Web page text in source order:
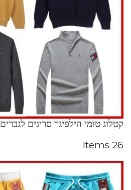
קטלוג טומי הילפיגר סריגים לגברים Tommy Hilfiger
26 Items